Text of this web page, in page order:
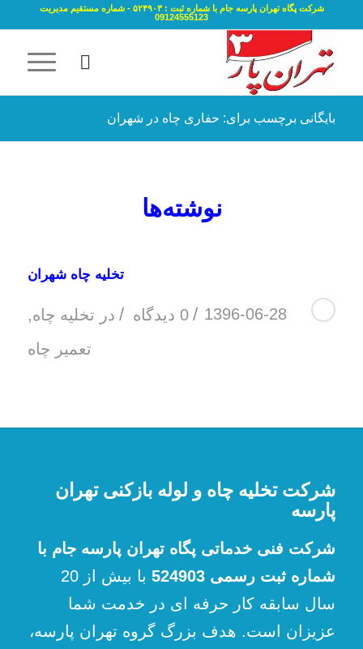
شرکت پگاه تهران پارسه جام با شماره ثبت : ۵۲۴۹۰۳ - شماره مستقیم مدیریت
09124555123
بایگانی برچسب برای: حفاری چاه در شهران
نوشته‌ها
تخلیه چاه شهران
1396-06-28
/ 0 دیدگاه / در تخلیه چاه,
تعمیر چاه
شرکت تخلیه چاه و لوله بازکنی تهران
پارسه
شرکت فنی خدماتی پگاه تهران پارسه جام با
شماره ثبت رسمی 524903
با بیش از 20
سال سابقه کار حرفه ای در خدمت شما
عزیزان است. هدف بزرگ گروه تهران پارسه،